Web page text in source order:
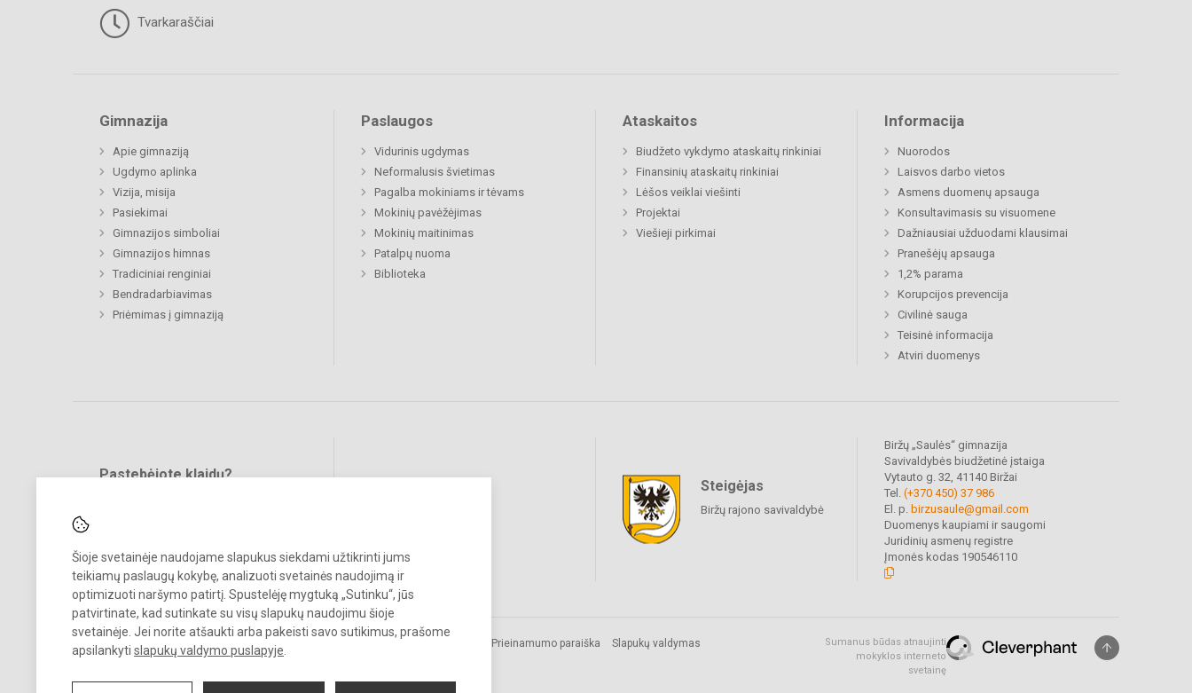
Šioje svetainėje naudojame slapukus siekdami užtikrinti jums
teikiamų paslaugų kokybę, analizuoti svetainės naudojimą ir
optimizuoti naršymo patirtį. Spustelėję mygtuką „Sutinku“, jūs
patvirtinate, kad sutinkate su visų slapukų naudojimu šioje
svetainėje. Jei norite atšaukti arba pakeisti savo sutikimus, prašome
apsilankyti slapukų valdymo puslapyje
Tvarkaraščiai
Gimnazija
Apie gimnaziją
Ugdymo aplinka
Vizija, misija
Pasiekimai
Gimnazijos simboliai
Gimnazijos himnas
Tradiciniai renginiai
Bendradarbiavimas
Priėmimas į gimnaziją
Paslaugos
Vidurinis ugdymas
Neformalusis švietimas
Pagalba mokiniams ir tėvams
Mokinių pavėžėjimas
Mokinių maitinimas
Patalpų nuoma
Biblioteka
Ataskaitos
Biudžeto vykdymo ataskaitų rinkiniai
Finansinių ataskaitų rinkiniai
Lėšos veiklai viešinti
Projektai
Viešieji pirkimai
Informacija
Nuorodos
Laisvos darbo vietos
Asmens duomenų apsauga
Konsultavimasis su visuomene
Dažniausiai užduodami klausimai
Pranešėjų apsauga
1,2% parama
Korupcijos prevencija
Civilinė sauga
Teisinė informacija
Atviri duomenys
Pastebėjote klaidų?
Steigėjas
Biržų rajono savivaldybė
Biržų „Saulės“ gimnazija
Savivaldybės biudžetinė įstaiga
Vytauto g. 32, 41140 Biržai
Tel. (+370 450) 37 986
El. p. birzusaule@gmail.com
Duomenys kaupiami ir saugomi
Juridinių asmenų registre
Įmonės kodas 190546110
© 2021. Biržų „Saulės“ gimnazija. Visos teisės saugomos.
Kopijuoti turinį be raštiško gimnazijos sutikimo griežtai draudžiama.
Prieinamumo paraiška Slapukų valdymas
Sumanus būdas atnaujinti
mokyklos interneto
svetainę